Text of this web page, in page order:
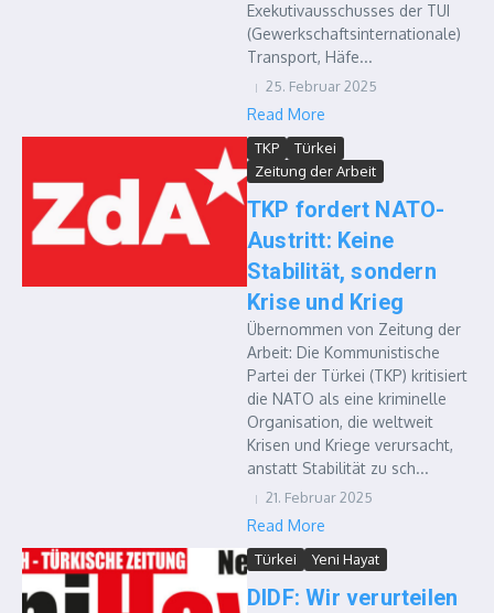
Exekutivausschusses der TUI
(Gewerkschaftsinternationale)
Transport, Häfe...
25. Februar 2025
Read More
TKP
Türkei
Zeitung der Arbeit
TKP fordert NATO-
Austritt: Keine
Stabilität, sondern
Krise und Krieg
Übernommen von Zeitung der
Arbeit: Die Kommunistische
Partei der Türkei (TKP) kritisiert
die NATO als eine kriminelle
Organisation, die weltweit
Krisen und Kriege verursacht,
anstatt Stabilität zu sch...
21. Februar 2025
Read More
Türkei Yeni Hayat
DIDF: Wir verurteilen